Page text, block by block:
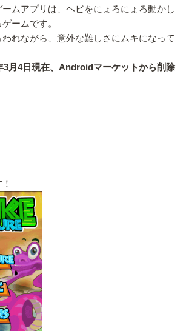
ムアプリは、ヘビをにょろにょろ動かし
ームです。
れながら、意外な難しさにムキになって
3月4日現在、Androidマーケットから削除